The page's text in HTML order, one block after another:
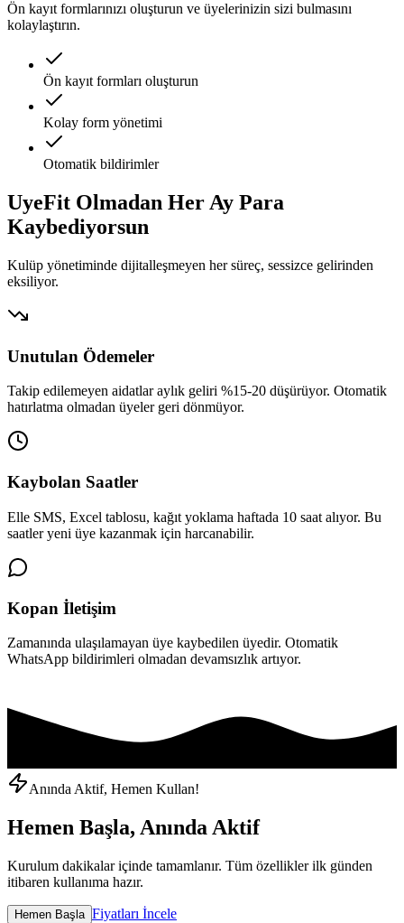
Ön kayıt formlarınızı oluşturun ve üyelerinizin sizi bulmasını
kolaylaştırın.
Ön kayıt formları oluşturun
Kolay form yönetimi
Otomatik bildirimler
UyeFit Olmadan Her Ay Para
Kaybediyorsun
Kulüp yönetiminde dijitalleşmeyen her süreç, sessizce gelirinden
eksiliyor.
Unutulan Ödemeler
Takip edilemeyen aidatlar aylık geliri %15-20 düşürüyor. Otomatik
hatırlatma olmadan üyeler geri dönmüyor.
Kaybolan Saatler
Elle SMS, Excel tablosu, kağıt yoklama haftada 10 saat alıyor. Bu
saatler yeni üye kazanmak için harcanabilir.
Kopan İletişim
Zamanında ulaşılamayan üye kaybedilen üyedir. Otomatik
WhatsApp bildirimleri olmadan devamsızlık artıyor.
Anında Aktif, Hemen Kullan!
Hemen Başla, Anında Aktif
Kurulum dakikalar içinde tamamlanır. Tüm özellikler ilk günden
itibaren kullanıma hazır.
Hemen Başla Fiyatları İncele